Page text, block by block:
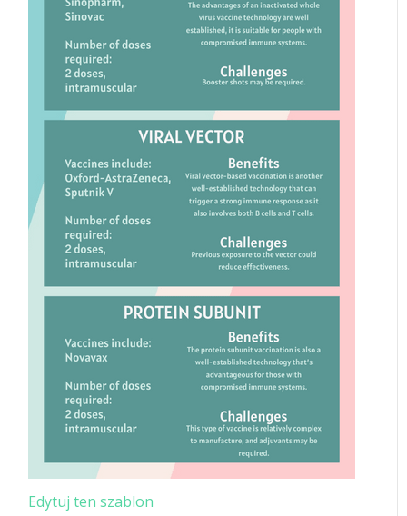
Edytuj ten szablon